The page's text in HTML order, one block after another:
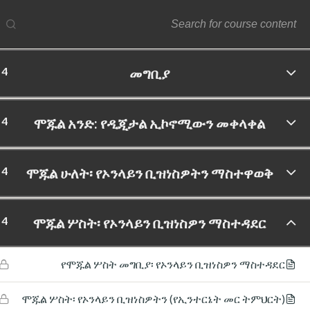
መግቢያ
4
ሞጁል አንድ: የዲጂታል ኢኮኖሚውን መቀላቀል
4
ሞጁል ሁለት፡ የኦንላይን ቢዝነስዎትን ማስተዋወቅ
4
ሞጁል ሦስት፡ የኦንላይን ቢዝነስዎን ማስተዳደር
4
የሞጁል ሦስት መግቢያ፡ የኦንላይን ቢዝነስዎን ማስተዳደር
(የኢንተርኔት መር ትምህርት) ሞጁል ሦስት፡ የኦንላይን ቢዝነስዎትን